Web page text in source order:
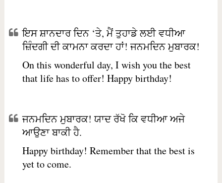
ਇਸ ਸ਼ਾਨਦਾਰ ਦਿਨ ‘ਤੇ, ਮੈਂ ਤੁਹਾਡੇ ਲਈ ਵਧੀਆ
ਜ਼ਿੰਦਗੀ ਦੀ ਕਾਮਨਾ ਕਰਦਾ ਹਾਂ! ਜਨਮਦਿਨ ਮੁਬਾਰਕ!
On this wonderful day, I wish you the best
that life has to offer! Happy birthday!
ਜਨਮਦਿਨ ਮੁਬਾਰਕ! ਯਾਦ ਰੱਖੋ ਕਿ ਵਧੀਆ ਅਜੇ
ਆਉਣਾ ਬਾਕੀ ਹੈ.
Happy birthday! Remember that the best is
yet to come.